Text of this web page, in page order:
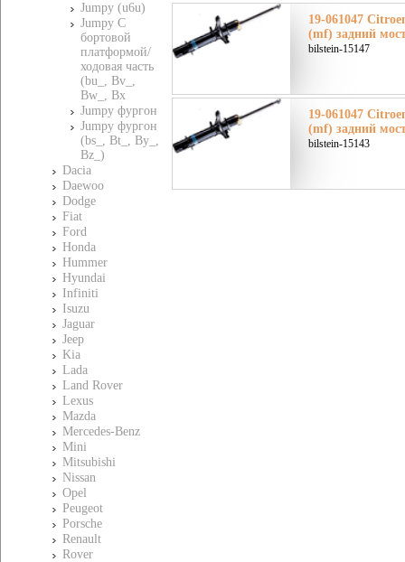
Jumpy (u6u)
Jumpy C
бортовой
платформой/
ходовая часть
(bu_, Bv_,
Bw_, Bx
Jumpy фургон
Jumpy фургон
(bs_, Bt_, By_,
Bz_)
Dacia
Daewoo
Dodge
Fiat
Ford
Honda
Hummer
Hyundai
Infiniti
Isuzu
Jaguar
Jeep
Kia
Lada
Land Rover
Lexus
Mazda
Mercedes-Benz
Mini
Mitsubishi
Nissan
Opel
Peugeot
Porsche
Renault
Rover
19-061047
(mf) задний
bilstein-15147
19-061047
(mf) задний
bilstein-15143